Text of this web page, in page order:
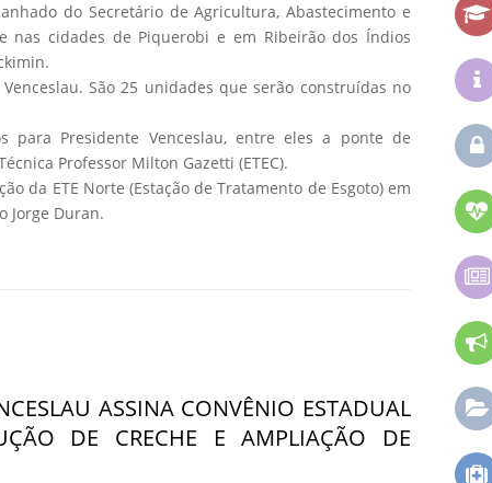
do Secretário de Agricultura, Abastecimento e
nas cidades de Piquerobi e em Ribeirão dos Índios
São 25 unidades que serão construídas no
para Presidente Venceslau, entre eles a ponte de
Professor Milton Gazetti (ETEC).
da ETE Norte (Estação de Tratamento de Esgoto) em
Jorge Duran.
ASSINA CONVÊNIO ESTADUAL
DE CRECHE E AMPLIAÇÃO DE